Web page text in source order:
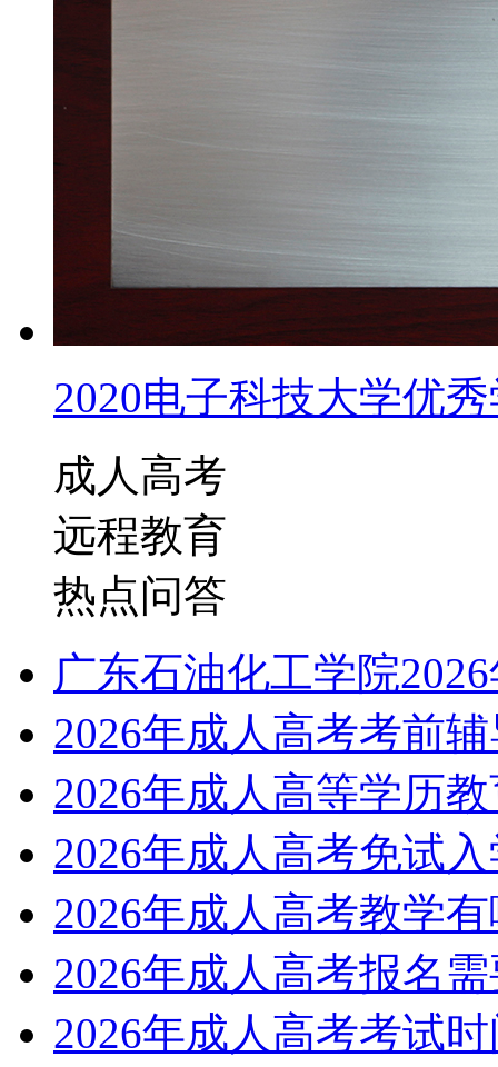
2020电子科技大学优
成人高考
远程教育
热点问答
广东石油化工学院
2026年成人高考考前
2026年成人高等学历
2026年成人高考免试
2026年成人高考教学
2026年成人高考报名
2026年成人高考考试